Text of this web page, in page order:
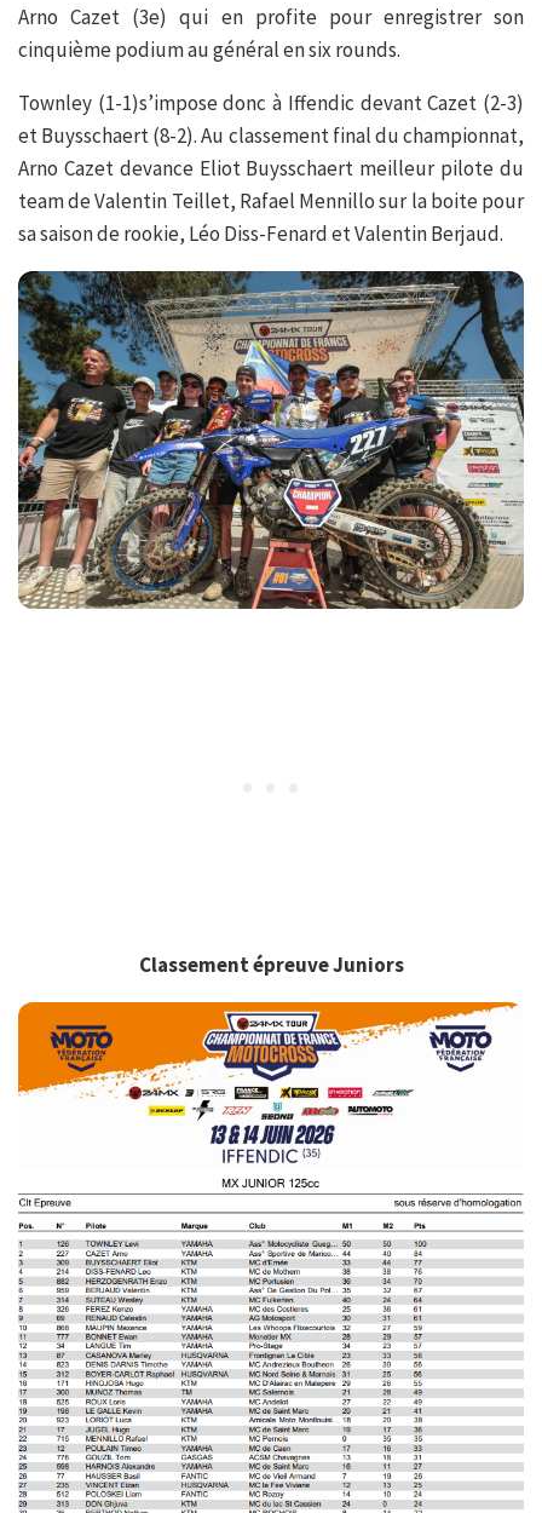
Arno Cazet (3e) qui en profite pour enregistrer son
cinquième podium au général en six rounds.
Townley (1-1)s’impose donc à Iffendic devant Cazet (2-3)
et Buysschaert (8-2). Au classement final du championnat,
Arno Cazet devance Eliot Buysschaert meilleur pilote du
team de Valentin Teillet, Rafael Mennillo sur la boite pour
sa saison de rookie, Léo Diss-Fenard et Valentin Berjaud.
Classement épreuve Juniors